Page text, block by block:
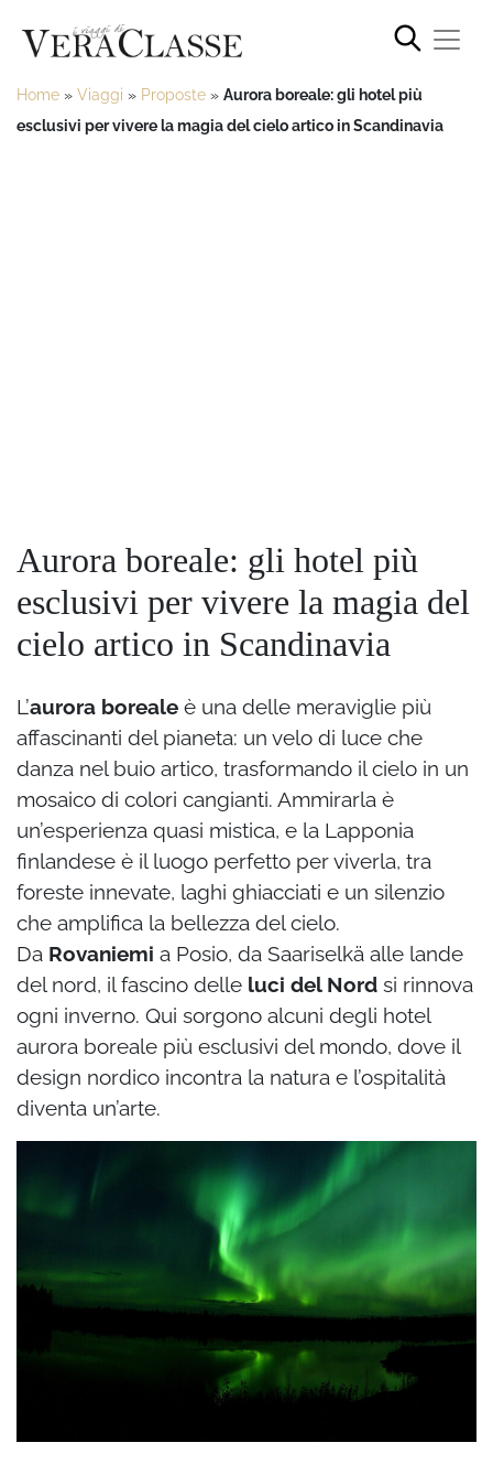
Home » Viaggi » Proposte » Aurora boreale: gli hotel più
esclusivi per vivere la magia del cielo artico in Scandinavia
Aurora boreale: gli hotel più
esclusivi per vivere la magia del
cielo artico in Scandinavia
L’aurora boreale è una delle meraviglie più
affascinanti del pianeta: un velo di luce che
danza nel buio artico, trasformando il cielo in un
mosaico di colori cangianti. Ammirarla è
un’esperienza quasi mistica, e la Lapponia
finlandese è il luogo perfetto per viverla, tra
foreste innevate, laghi ghiacciati e un silenzio
che amplifica la bellezza del cielo.
Da Rovaniemi a Posio, da Saariselkä alle lande
del nord, il fascino delle luci del Nord si rinnova
ogni inverno. Qui sorgono alcuni degli hotel
aurora boreale più esclusivi del mondo, dove il
design nordico incontra la natura e l’ospitalità
diventa un’arte.